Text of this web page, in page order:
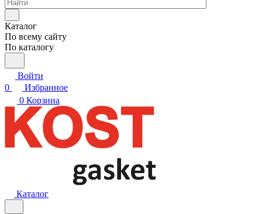
Каталог
По всему сайту
По каталогу
Войти
0
Избранное
0 Корзина
Каталог